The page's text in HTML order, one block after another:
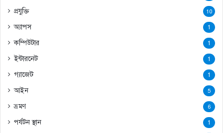
প্রযুক্তি 10
অ্যাপস 1
কম্পিউটার 1
ইন্টারনেট 1
গ্যাজেট 1
আইন 5
ভ্রমণ 6
পর্যটন স্থান 1